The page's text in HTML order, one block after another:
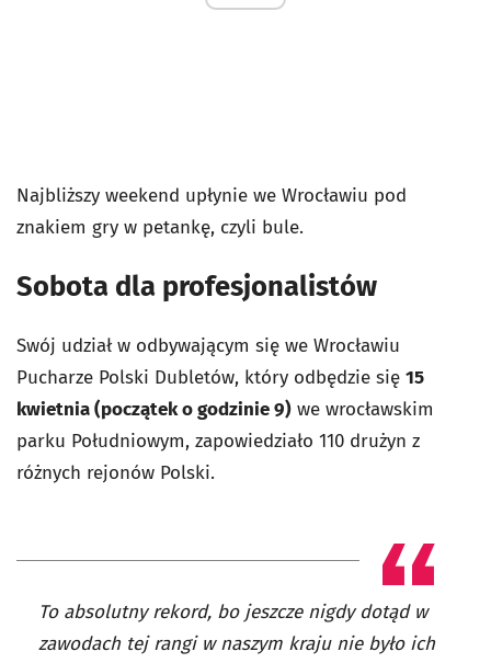
Najbliższy weekend upłynie we Wrocławiu pod
znakiem gry w petankę, czyli bule.
Sobota dla profesjonalistów
Swój udział w odbywającym się we Wrocławiu
Pucharze Polski Dubletów, który odbędzie się 15
kwietnia (początek o godzinie 9) we wrocławskim
parku Południowym, zapowiedziało 110 drużyn z
różnych rejonów Polski.
To absolutny rekord, bo jeszcze nigdy dotąd w
zawodach tej rangi w naszym kraju nie było ich